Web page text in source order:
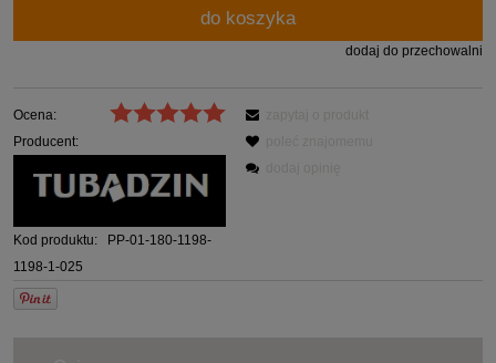
do koszyka
dodaj do przechowalni
Ocena:
Producent:
Kod produktu:
PP-01-180-1198-
1198-1-025